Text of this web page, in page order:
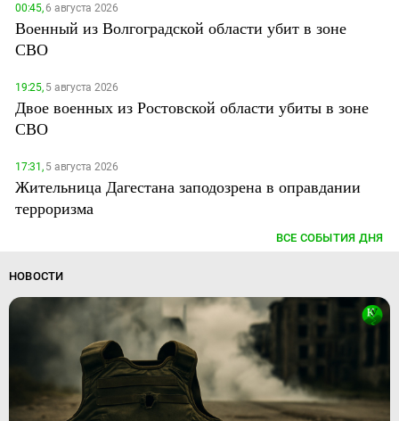
00:45,6 августа 2026
Военный из Волгоградской области убит в зоне
СВО
19:25,5 августа 2026
Двое военных из Ростовской области убиты в зоне
СВО
17:31,5 августа 2026
Жительница Дагестана заподозрена в оправдании
терроризма
ВСЕ СОБЫТИЯ ДНЯ
НОВОСТИ